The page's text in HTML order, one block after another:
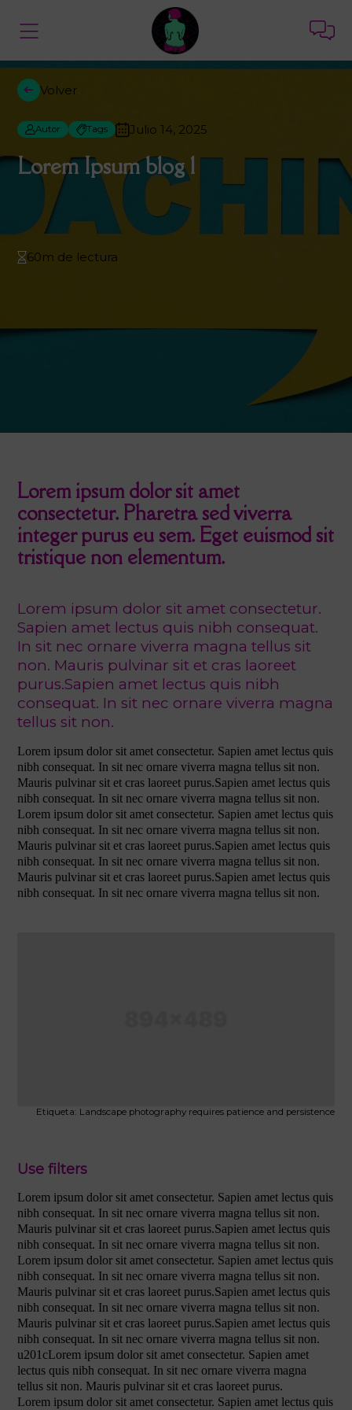
Volver
Autor Tags Julio 14, 2025
Lorem Ipsum blog 1
60m de lectura
Lorem ipsum dolor sit amet
consectetur. Pharetra sed viverra
integer purus eu sem. Eget euismod sit
tristique non elementum.
Lorem ipsum dolor sit amet consectetur.
Sapien amet lectus quis nibh consequat.
In sit nec ornare viverra magna tellus sit
non. Mauris pulvinar sit et cras laoreet
purus.Sapien amet lectus quis nibh
consequat. In sit nec ornare viverra magna
tellus sit non.
Lorem ipsum dolor sit amet consectetur. Sapien amet lectus quis
nibh consequat. In sit nec ornare viverra magna tellus sit non.
Mauris pulvinar sit et cras laoreet purus.Sapien amet lectus quis
nibh consequat. In sit nec ornare viverra magna tellus sit non.
Lorem ipsum dolor sit amet consectetur. Sapien amet lectus quis
nibh consequat. In sit nec ornare viverra magna tellus sit non.
Mauris pulvinar sit et cras laoreet purus.Sapien amet lectus quis
nibh consequat. In sit nec ornare viverra magna tellus sit non.
Mauris pulvinar sit et cras laoreet purus.Sapien amet lectus quis
nibh consequat. In sit nec ornare viverra magna tellus sit non.
Etiqueta: Landscape photography requires patience and persistence
Use filters
Lorem ipsum dolor sit amet consectetur. Sapien amet lectus quis
nibh consequat. In sit nec ornare viverra magna tellus sit non.
Mauris pulvinar sit et cras laoreet purus.Sapien amet lectus quis
nibh consequat. In sit nec ornare viverra magna tellus sit non.
Lorem ipsum dolor sit amet consectetur. Sapien amet lectus quis
nibh consequat. In sit nec ornare viverra magna tellus sit non.
Mauris pulvinar sit et cras laoreet purus.Sapien amet lectus quis
nibh consequat. In sit nec ornare viverra magna tellus sit non.
Mauris pulvinar sit et cras laoreet purus.Sapien amet lectus quis
nibh consequat. In sit nec ornare viverra magna tellus sit non.
u201cLorem ipsum dolor sit amet consectetur. Sapien amet
lectus quis nibh consequat. In sit nec ornare viverra magna
tellus sit non. Mauris pulvinar sit et cras laoreet purus.
Lorem ipsum dolor sit amet consectetur. Sapien amet lectus quis